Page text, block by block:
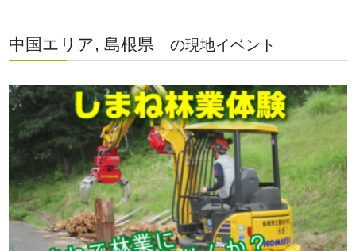
中国エリア, 島根県 の現地イベント